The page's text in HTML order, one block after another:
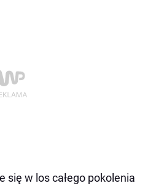
się w los całego pokolenia